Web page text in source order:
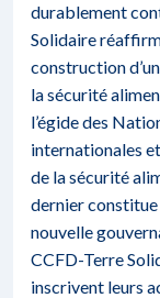
durablement
Solidaire
construction d’un
la sécurité
l’égide des
internationales
de la sécurité
dernier
nouvelle
CCFD-Terre
inscrivent leurs